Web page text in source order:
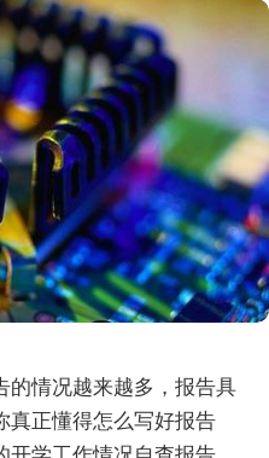
的情况越来越多，报告具
真正懂得怎么写好报告